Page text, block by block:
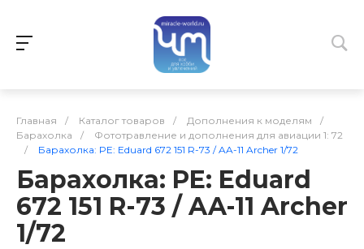
Главная / Каталог товаров / Дополнения к моделям
/
Барахолка
/
Фототравление и дополнения для авиации 1: 72
/
Барахолка: PE: Eduard 672 151 R-73 / AA-11 Archer 1/72
Барахолка: PE: Eduard
672 151 R-73 / AA-11 Archer
1/72